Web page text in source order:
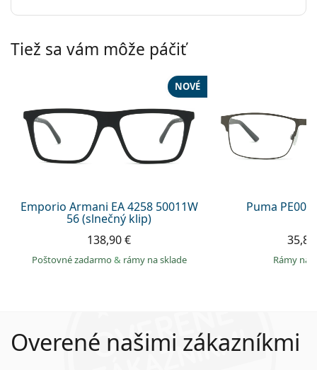
Tiež sa vám môže páčiť
Emporio Armani EA 4258 50011W
56 (slnečný klip)
NOVÉ
138,90 €
Poštovné zadarmo& rámy na sklade
Puma
rámy na
Overené našimi zákazníkmi